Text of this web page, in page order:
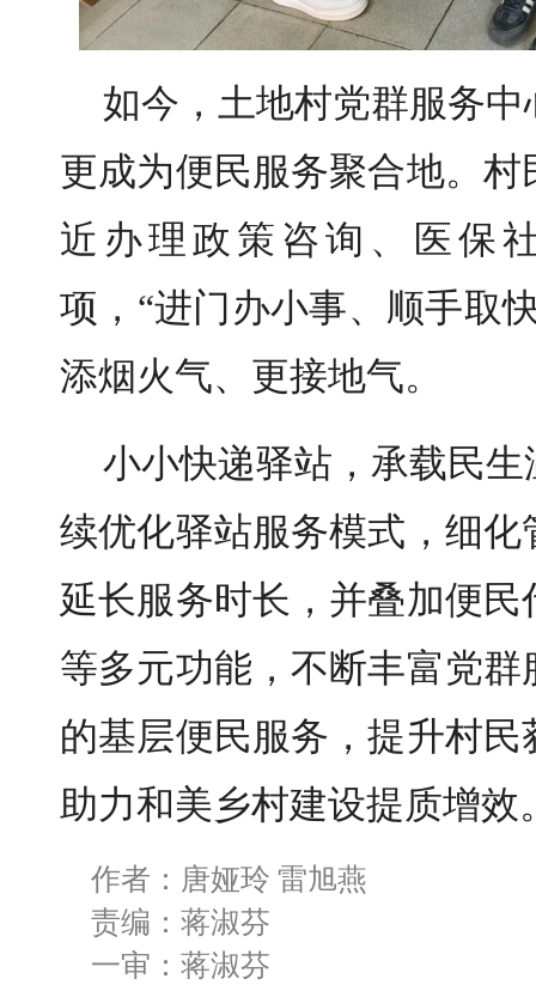
如今，土地村党群服务
更成为便民服务聚合地。
近办理政策咨询、医保
项，“进门办小事、顺手取
添烟火气、更接地气。
小小快递驿站，承载民
续优化驿站服务模式，细
延长服务时长，并叠加便
等多元功能，不断丰富党
的基层便民服务，提升村
助力和美乡村建设提质增效
作者：唐娅玲 雷旭燕
责编：蒋淑芬
一审：蒋淑芬